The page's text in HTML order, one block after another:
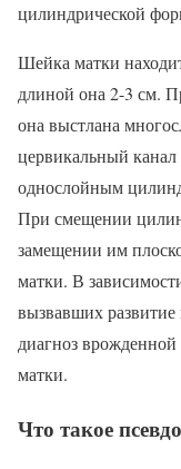
цилиндрической
Шейка матки
длиной она 2-3 см.
она выстлана
цервикальный
однослойным
При смещении
замещении им
матки. В
вызвавших развитие
диагноз
матки.
Что такое